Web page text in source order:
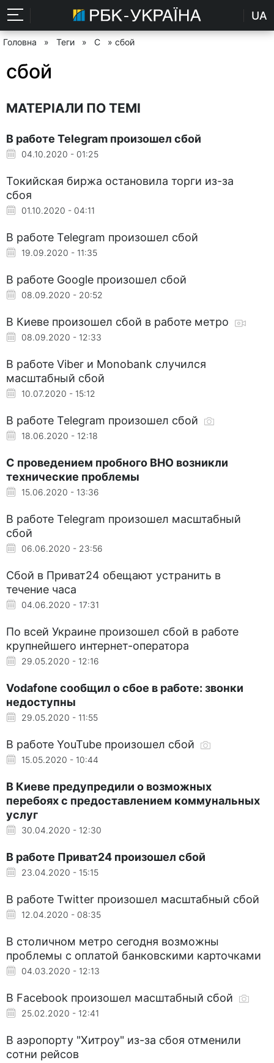
UA
Головна » Теги » С » сбой
сбой
МАТЕРІАЛИ ПО ТЕМІ
В работе Telegram произошел сбой
04.10.2020 - 01:25
Токийская биржа остановила торги из-за
сбоя
01.10.2020 - 04:11
В работе Telegram произошел сбой
19.09.2020 - 11:35
В работе Google произошел сбой
08.09.2020 - 20:52
В Киеве произошел сбой в работе метро
08.09.2020 - 12:33
В работе Viber и Monobank случился
масштабный сбой
10.07.2020 - 15:12
В работе Telegram произошел сбой
18.06.2020 - 12:18
С проведением пробного ВНО возникли
технические проблемы
15.06.2020 - 13:36
В работе Telegram произошел масштабный
сбой
06.06.2020 - 23:56
Сбой в Приват24 обещают устранить в
течение часа
04.06.2020 - 17:31
По всей Украине произошел сбой в работе
крупнейшего интернет-оператора
29.05.2020 - 12:16
Vodafone сообщил о сбое в работе: звонки
недоступны
29.05.2020 - 11:55
В работе YouTube произошел сбой
15.05.2020 - 10:44
В Киеве предупредили о возможных
перебоях с предоставлением коммунальных
услуг
30.04.2020 - 12:30
В работе Приват24 произошел сбой
23.04.2020 - 15:15
В работе Twitter произошел масштабный сбой
12.04.2020 - 08:35
В столичном метро сегодня возможны
проблемы с оплатой банковскими карточками
04.03.2020 - 12:13
В Facebook произошел масштабный сбой
25.02.2020 - 12:41
В аэропорту "Хитроу" из-за сбоя отменили
сотни рейсов